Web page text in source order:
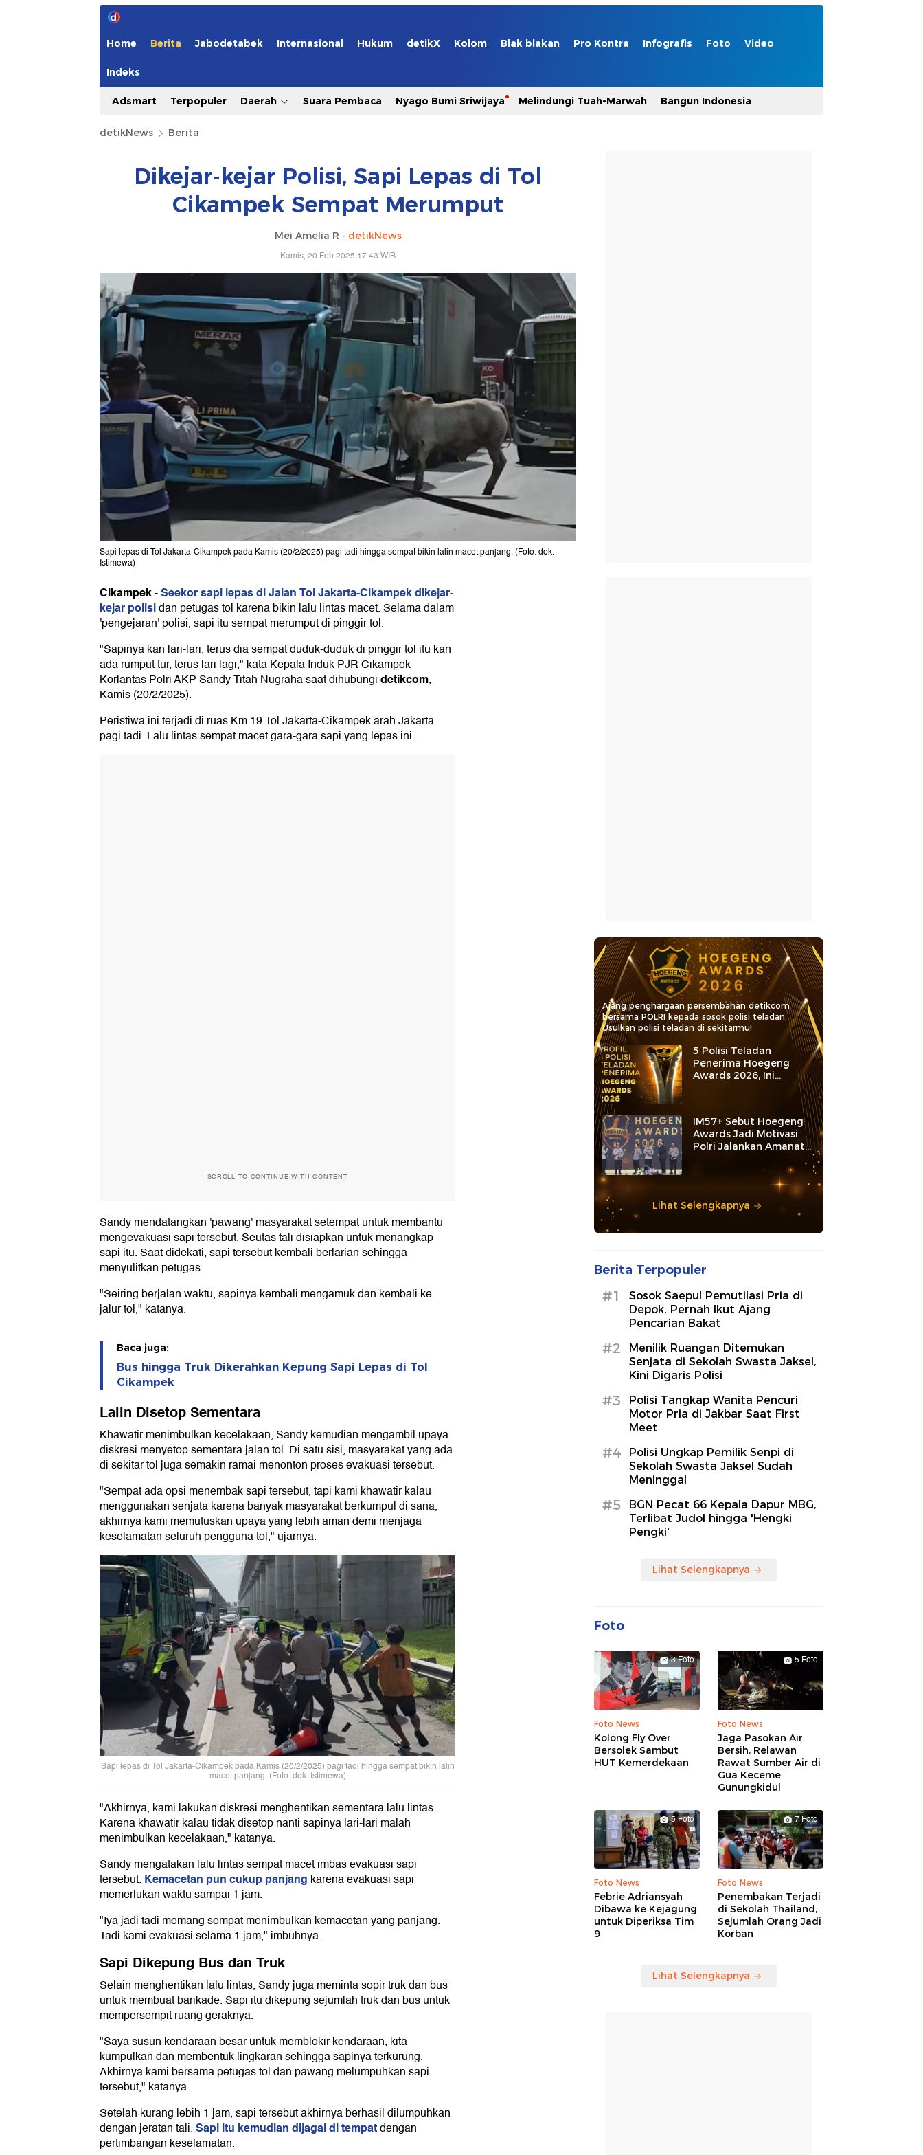
Home Berita Jabodetabek Internasional Hukum detikX Kolom Blak blakan Pro Kontra Infografis Foto Video
Indeks
Adsmart Terpopuler Daerah Suara Pembaca Nyago Bumi Sriwijaya Melindungi Tuah-Marwah Bangun Indonesia
detikNews Berita
Dikejar-kejar Polisi, Sapi Lepas di Tol
Cikampek Sempat Merumput
Mei Amelia R - detikNews
Kamis, 20 Feb 2025 17:43 WIB
Sapi lepas di Tol Jakarta-Cikampek pada Kamis (20/2/2025) pagi tadi hingga sempat bikin lalin macet panjang. (Foto: dok.
Istimewa)
Cikampek-Seekor sapi lepas di Jalan Tol Jakarta-Cikampek dikejar-
kejar polisidan petugas tol karena bikin lalu lintas macet. Selama dalam
'pengejaran' polisi, sapi itu sempat merumput di pinggir tol.
"Sapinya kan lari-lari, terus dia sempat duduk-duduk di pinggir tol itu kan
ada rumput tur, terus lari lagi," kata Kepala Induk PJR Cikampek
Korlantas Polri AKP Sandy Titah Nugraha saat dihubungidetikcom,
Kamis (20/2/2025).
Peristiwa ini terjadi di ruas Km 19 Tol Jakarta-Cikampek arah Jakarta
pagi tadi. Lalu lintas sempat macet gara-gara sapi yang lepas ini.
SCROLL TO CONTINUE WITH CONTENT
Sandy mendatangkan 'pawang' masyarakat setempat untuk membantu
mengevakuasi sapi tersebut. Seutas tali disiapkan untuk menangkap
sapi itu. Saat didekati, sapi tersebut kembali berlarian sehingga
menyulitkan petugas.
"Seiring berjalan waktu, sapinya kembali mengamuk dan kembali ke
jalur tol," katanya.
Baca juga:
Bus hingga Truk Dikerahkan Kepung Sapi Lepas di Tol
Cikampek
Lalin Disetop Sementara
Khawatir menimbulkan kecelakaan, Sandy kemudian mengambil upaya
diskresi menyetop sementara jalan tol. Di satu sisi, masyarakat yang ada
di sekitar tol juga semakin ramai menonton proses evakuasi tersebut.
"Sempat ada opsi menembak sapi tersebut, tapi kami khawatir kalau
menggunakan senjata karena banyak masyarakat berkumpul di sana,
akhirnya kami memutuskan upaya yang lebih aman demi menjaga
keselamatan seluruh pengguna tol," ujarnya.
Sapi lepas di Tol Jakarta-Cikampek pada Kamis (20/2/2025) pagi tadi hingga sempat bikin lalin
macet panjang. (Foto: dok. Istimewa)
"Akhirnya, kami lakukan diskresi menghentikan sementara lalu lintas.
Karena khawatir kalau tidak disetop nanti sapinya lari-lari malah
menimbulkan kecelakaan," katanya.
Sandy mengatakan lalu lintas sempat macet imbas evakuasi sapi
tersebut. Kemacetan pun cukup panjang karena evakuasi sapi
memerlukan waktu sampai 1 jam.
"Iya jadi tadi memang sempat menimbulkan kemacetan yang panjang.
Tadi kami evakuasi selama 1 jam," imbuhnya.
Sapi Dikepung Bus dan Truk
Selain menghentikan lalu lintas, Sandy juga meminta sopir truk dan bus
untuk membuat barikade. Sapi itu dikepung sejumlah truk dan bus untuk
mempersempit ruang geraknya.
"Saya susun kendaraan besar untuk memblokir kendaraan, kita
kumpulkan dan membentuk lingkaran sehingga sapinya terkurung.
Akhirnya kami bersama petugas tol dan pawang melumpuhkan sapi
tersebut," katanya.
Setelah kurang lebih 1 jam, sapi tersebut akhirnya berhasil dilumpuhkan
dengan jeratan tali.Sapi itu kemudian dijagal di tempatdengan
pertimbangan keselamatan.
Ajang penghargaan persembahan detikcom
bersama POLRI kepada sosok polisi teladan.
Usulkan polisi teladan di sekitarmu!
5 Polisi Teladan
Penerima Hoegeng
Awards 2026, Ini
Kategori dan Kiprahnya
IM57+ Sebut Hoegeng
Awards Jadi Motivasi
Polri Jalankan Amanat
Lihat Selengkapnya
Berita Terpopuler
#1
Sosok Saepul Pemutilasi Pria di
Depok, Pernah Ikut Ajang
Pencarian Bakat
#2
Menilik Ruangan Ditemukan
Senjata di Sekolah Swasta Jaksel,
Kini Digaris Polisi
#3
Polisi Tangkap Wanita Pencuri
Motor Pria di Jakbar Saat First
Meet
#4
Polisi Ungkap Pemilik Senpi di
Sekolah Swasta Jaksel Sudah
Meninggal
#5
BGN Pecat 66 Kepala Dapur MBG,
Terlibat Judol hingga 'Hengki
Pengki'
Lihat Selengkapnya
Foto
3 Foto
Foto News
Kolong Fly Over
Bersolek Sambut
HUT Kemerdekaan
5 Foto
Foto News
Jaga Pasokan Air
Bersih, Relawan
Rawat Sumber Air di
Gua Keceme
Gunungkidul
5 Foto
Foto News
Febrie Adriansyah
Dibawa ke Kejagung
untuk Diperiksa Tim
9
7 Foto
Foto News
Penembakan Terjadi
di Sekolah Thailand,
Sejumlah Orang Jadi
Korban
Lihat Selengkapnya